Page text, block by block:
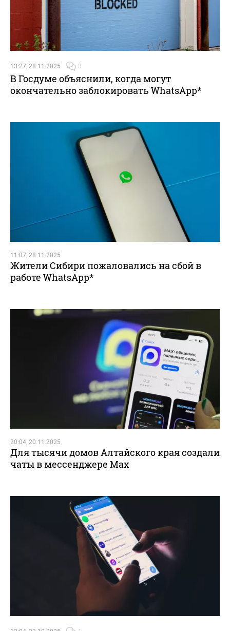
13:27, 28.11.2025 3
В Госдуме объяснили, когда могут
окончательно заблокировать WhatsApp*
11:07, 28.11.2025
Жители Сибири пожаловались на сбой в
работе WhatsApp*
20:04, 20.11.2025
Для тысячи домов Алтайского края создали
чаты в мессенджере Max